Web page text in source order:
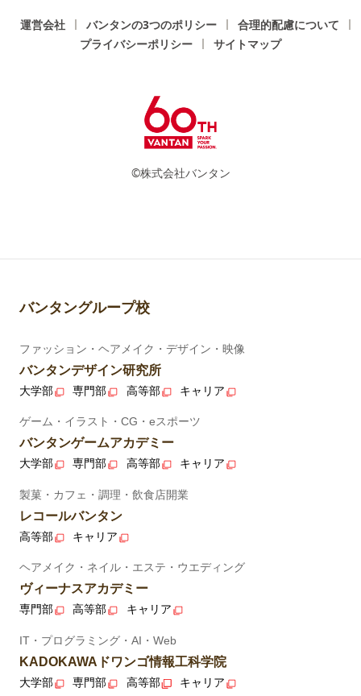
運営会社 バンタンの3つのポリシー
合理的配慮について
プライバシーポリシー
サイトマップ
©株式会社バンタン
バンタングループ校
ファッション・ヘアメイク・デザイン・映像
バンタンデザイン研究所
大学部 専門部 高等部 キャリア
ゲーム・イラスト・CG・eスポーツ
バンタンゲームアカデミー
大学部 専門部 高等部 キャリア
製菓・カフェ・調理・飲食店開業
レコールバンタン
高等部 キャリア
ヘアメイク・ネイル・エステ・ウエディング
ヴィーナスアカデミー
専門部 高等部 キャリア
IT・プログラミング・AI・Web
KADOKAWAドワンゴ情報工科学院
大学部 専門部 高等部 キャリア